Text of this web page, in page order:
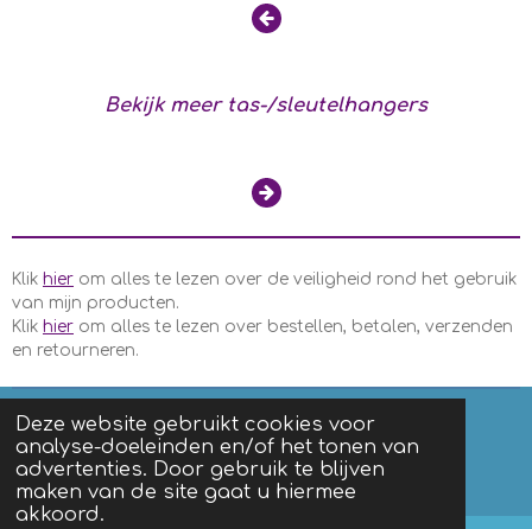
Deze website gebruikt cookies voor
analyse-doeleinden en/of het tonen van
advertenties. Door gebruik te blijven
maken van de site gaat u hiermee
akkoord.
Bekijk meer tas-/sleutelhangers
Klik hier om alles te lezen over de veiligheid rond het gebruik
van mijn producten.
Klik hier om alles te lezen over bestellen, betalen, verzenden
en retourneren.
F
a
c
I
n
s
Algemene voorwaarden | Privacy